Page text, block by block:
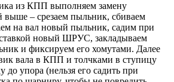
из КПП выполняем замену
выше – срезаем пыльник, сбиваем
на вал новый пыльник, садим при
новый ШРУС, закладываем
и фиксируем его хомутами. Далее
вала в КПП и толчками в ступицу
до упора (нельзя его садить при